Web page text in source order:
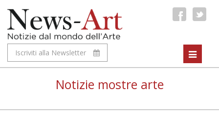
Iscriviti alla Newsletter
Toggle
Notizie mostre arte